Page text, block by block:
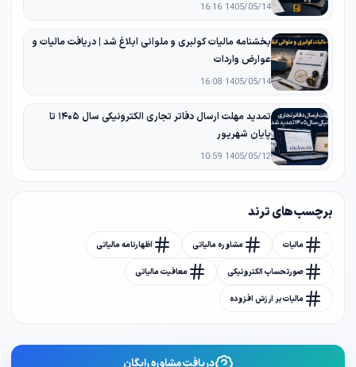
1405/05/14 16:16
بخشنامه مالیات کولبری و ملوانی ابلاغ شد | دریافت مالیات و
عوارض واردات
1405/05/14 16:08
تمدید مهلت ارسال دفاتر تجاری الکترونیکی سال ۱۴۰۵ تا
پایان شهریور
1405/05/12 10:59
برچسب های ترند
مالیات مشاوره مالیاتی اظهارنامه مالیاتی
صورتحساب الکترونیکی معافیت مالیاتی
مالیات بر ارزش افزوده
دریافت مشاوره رایگان